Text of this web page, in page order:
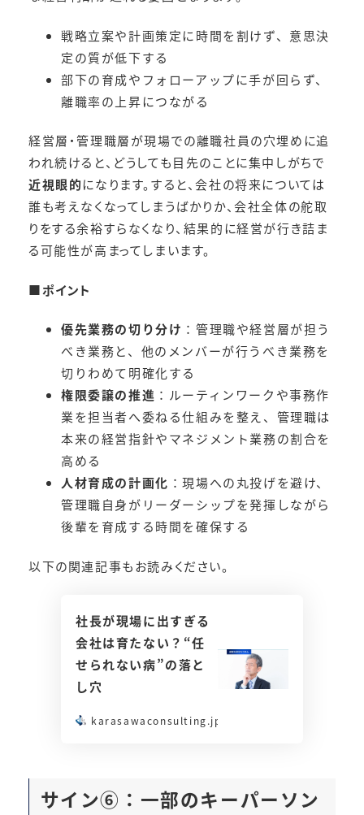
戦略立案や計画策定に時間を割けず、意思決
定の質が低下する
部下の育成やフォローアップに手が回らず、
離職率の上昇につながる
経営層・管理職層が現場での離職社員の穴埋めに追
われ続けると、どうしても目先のことに集中しがちで
近視眼的になります。すると、会社の将来については
誰も考えなくなってしまうばかりか、会社全体の舵取
りをする余裕すらなくなり、結果的に経営が行き詰ま
る可能性が高まってしまいます。
■ポイント
優先業務の切り分け ：管理職や経営層が担う
べき業務と、他のメンバーが行うべき業務を
切りわめて明確化する
権限委譲の推進 ：ルーティンワークや事務作
業を担当者へ委ねる仕組みを整え、管理職は
本来の経営指針やマネジメント業務の割合を
高める
人材育成の計画化 ：現場への丸投げを避け、
管理職自身がリーダーシップを発揮しながら
後輩を育成する時間を確保する
以下の関連記事もお読みください。
社長が現場に出すぎる
会社は育たない？“任
せられない病”の落と
し穴
karasawaconsulting.jp
サイン⑥： 一部のキーパーソン